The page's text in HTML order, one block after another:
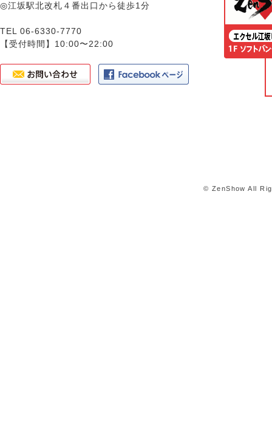
◎江坂駅北改札４番出口から徒歩1分
TEL 06-6330-7770
【受付時間】10:00〜22:00
© ZenShow All